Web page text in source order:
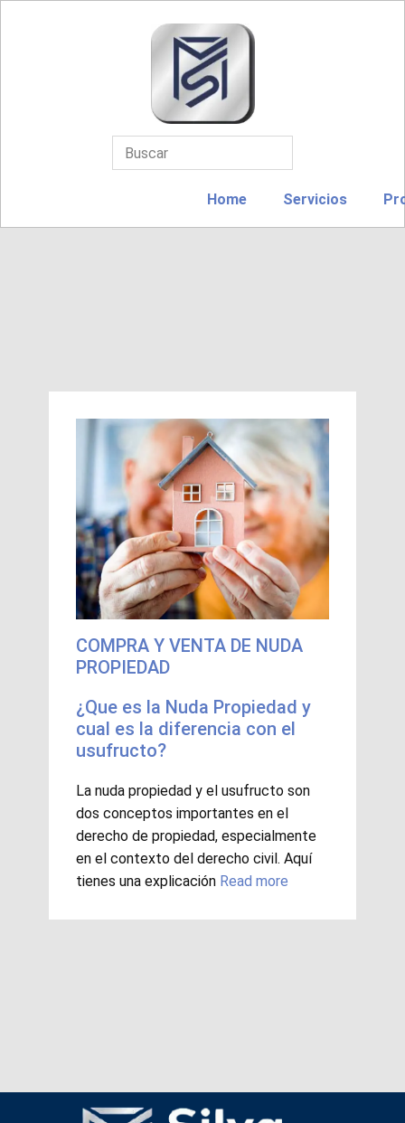
Home Servicios
COMPRA Y VENTA DE NUDA
PROPIEDAD
¿Que es la Nuda Propiedad y
cual es la diferencia con el
usufructo?
La nuda propiedad y el usufructo son
dos conceptos importantes en el
derecho de propiedad, especialmente
en el contexto del derecho civil. Aquí
tienes una explicación Read more